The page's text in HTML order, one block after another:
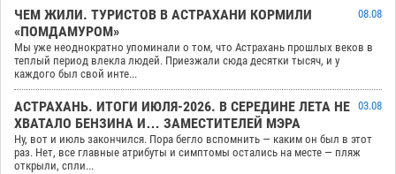
ЧЕМ ЖИЛИ. ТУРИСТОВ В АСТРАХАНИ КОРМИЛИ
«ПОМДАМУРОМ»
08.08
Мы уже неоднократно упоминали о том, что Астрахань прошлых веков в
теплый период влекла людей. Приезжали сюда десятки тысяч, и у
каждого был свой инте...
АСТРАХАНЬ. ИТОГИ ИЮЛЯ-2026. В СЕРЕДИНЕ ЛЕТА НЕ
ХВАТАЛО БЕНЗИНА И… ЗАМЕСТИТЕЛЕЙ МЭРА
03.08
Ну, вот и июль закончился. Пора бегло вспомнить — каким он был в этот
раз. Нет, все главные атрибуты и симптомы остались на месте — пляж
открыли, спли...